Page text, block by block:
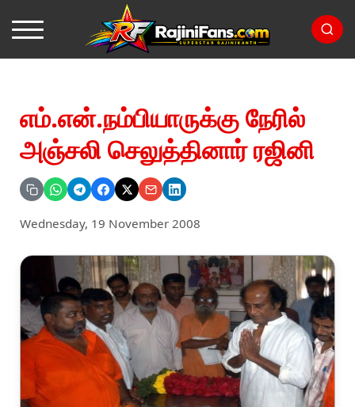
எம்.என்.நம்பியாருக்கு நேரில்
அஞ்சலி செலுத்தினார் ரஜினி
Wednesday, 19 November 2008